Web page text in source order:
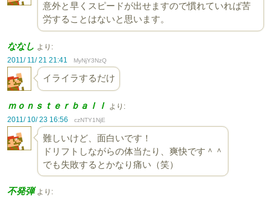
意外と早くスピードが出せますので慣れていれば苦
労することはないと思います。
ななし より:
2011/ 11/ 21 21:41
MyNjY3NzQ
イライラするだけ
ｍｏｎｓｔｅｒｂａｌｌ より:
2011/ 10/ 23 16:56
czNTY1NjE
難しいけど、面白いです！
ドリフトしながらの体当たり、爽快です＾＾
でも失敗するとかなり痛い（笑）
不発弾 より: